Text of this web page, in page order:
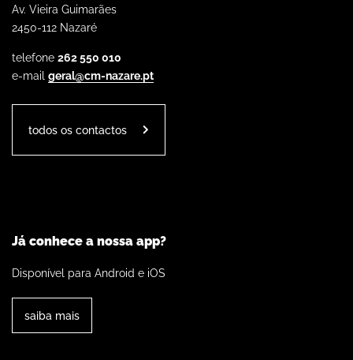
Av. Vieira Guimarães
2450-112 Nazaré
telefone 262 550 010
e-mail geral@cm-nazare.pt
todos os contactos
Já conhece a nossa app?
Disponível para Android e iOS
saiba mais